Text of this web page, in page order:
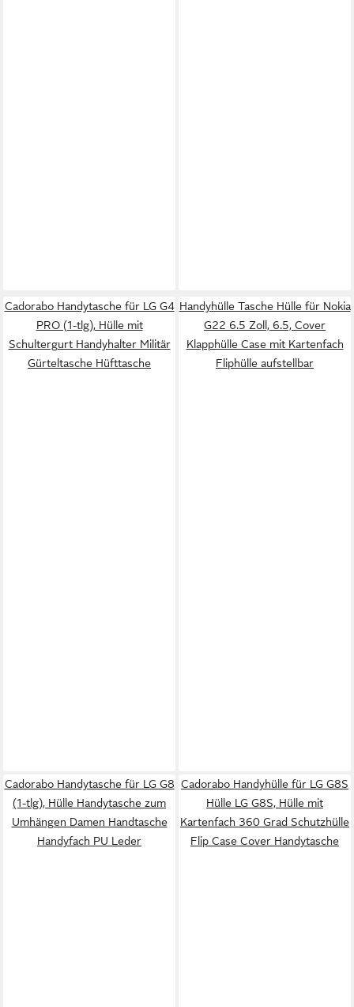
Cadorabo Handytasche für LG G4
PRO (1-tlg), Hülle mit
Schultergurt Handyhalter Militär
Gürteltasche Hüfttasche
Handyhülle Tasche Hülle für Nokia
G22 6.5 Zoll, 6.5, Cover
Klapphülle Case mit Kartenfach
Fliphülle aufstellbar
Cadorabo Handytasche für LG G8
(1-tlg), Hülle Handytasche zum
Umhängen Damen Handtasche
Handyfach PU Leder
Cadorabo Handyhülle für LG G8S
Hülle LG G8S, Hülle mit
Kartenfach 360 Grad Schutzhülle
Flip Case Cover Handytasche